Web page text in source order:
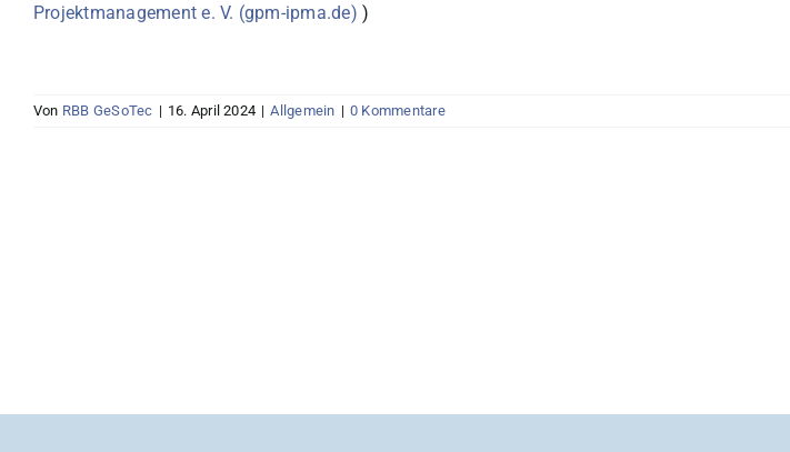
Projektmanagement e. V. (gpm-ipma.de) )
Von RBB GeSoTec | 16. April 2024 | Allgemein | 0 Kommentare